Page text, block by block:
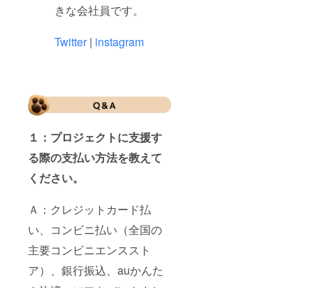
きな会社員です。
Twitter| instagram
１：プロジェクトに支援す
る際の支払い方法を教えて
ください。
Ａ：クレジットカード払
い、コンビニ払い（全国の
主要コンビニエンススト
ア）、銀行振込、auかんた